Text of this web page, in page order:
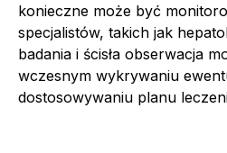
konieczne może być
specjalistów, takich jak
badania i ścisła obserwacja
wczesnym wykrywaniu
dostosowywaniu planu